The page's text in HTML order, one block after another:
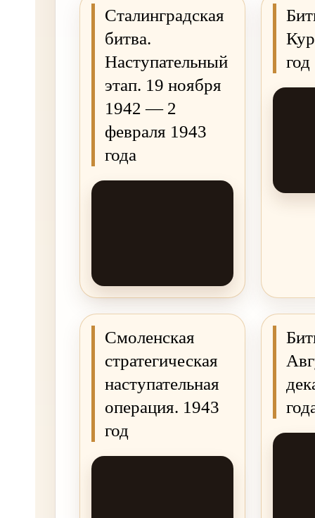
Сталинградская
битва.
Наступательный
этап. 19 ноября
1942 — 2
февраля 1943
года
год
Смоленская
стратегическая
наступательная
операция. 1943
год